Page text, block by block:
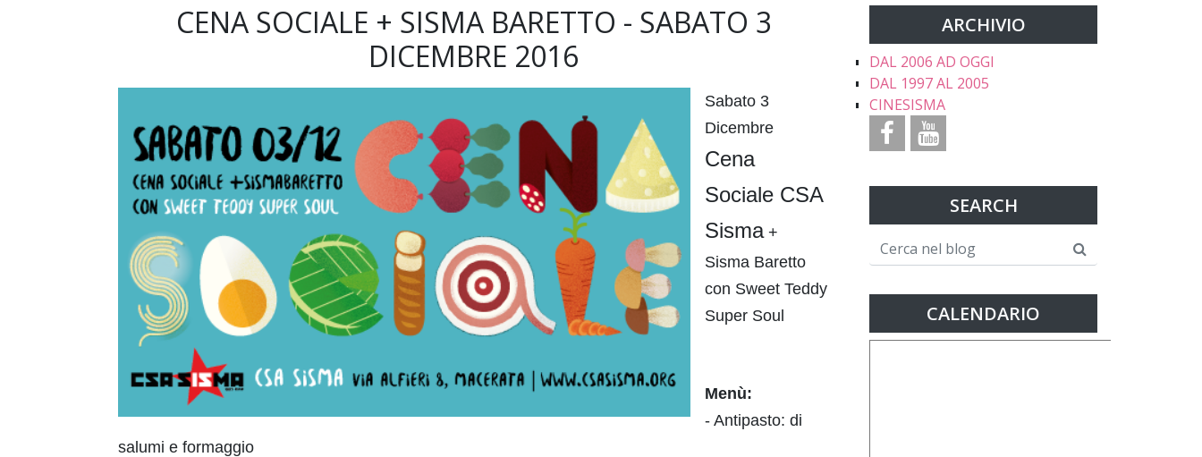
CENA SOCIALE + SISMA BARETTO - SABATO 3
DICEMBRE 2016
Sabato 3
Dicembre
Cena
Sociale CSA
Sisma+
Sisma Baretto
con Sweet Teddy
Super Soul
Menù:
- Antipasto: di
salumi e formaggio
ARCHIVIO
DAL 2006 AD OGGI
DAL 1997 AL 2005
CINESISMA
SEARCH
CALENDARIO